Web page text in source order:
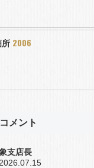
所 2006
メント
支店長
2026.07.15